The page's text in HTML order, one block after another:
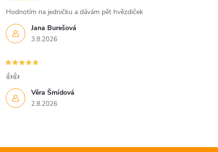
Jana Burešová
3.8.2026
Hodnotím na jedničku a dávám pět hvězdiček
Věra Šmídová
2.8.2026
👍👍